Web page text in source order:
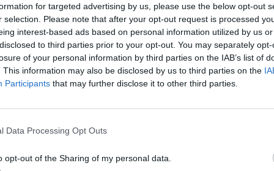
for targeted advertising by us, please use the below opt-out
selection. Please note that after your opt-out request is processed
interest-based ads based on personal information utilized by us
to third parties prior to your opt-out. You may separately
of your personal information by third parties on the IAB’s list of
This information may also be disclosed by us to third parties on the
Participants that may further disclose it to other third parties.
Data Processing Opt Outs
opt-out of the Sharing of my personal data.
μπροστά από το Άγαλμα Μικρασιάτισσας Μάνας (Οδός
την μεριά των καταστημάτων, όπου θα γίνεται
των καταστημάτων και θα εισέρχεται στις οδούς
και θα συνεχίζει μέσα από την Κεντρική Αγορά (Οδός
Π. Κουντουριώτου. Στη συνέχεια θα γίνεται αναστροφή
Πλατεία Σαπφούς.
άνδρες και γυναίκες άνω των 14 ετών (έτος γέννησης
συμμετοχής υποβάλλεται κανονικά ηλεκτρονικά και
κατά την παραλαβή του αθλητικού υλικού μία ημέρα